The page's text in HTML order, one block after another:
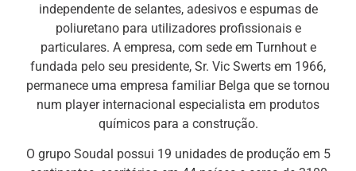
independente de selantes, adesivos e espumas de
poliuretano para utilizadores profissionais e
particulares. A empresa, com sede em Turnhout e
fundada pelo seu presidente, Sr. Vic Swerts em 1966,
permanece uma empresa familiar Belga que se tornou
num player internacional especialista em produtos
químicos para a construção.
O grupo Soudal possui 19 unidades de produção em 5